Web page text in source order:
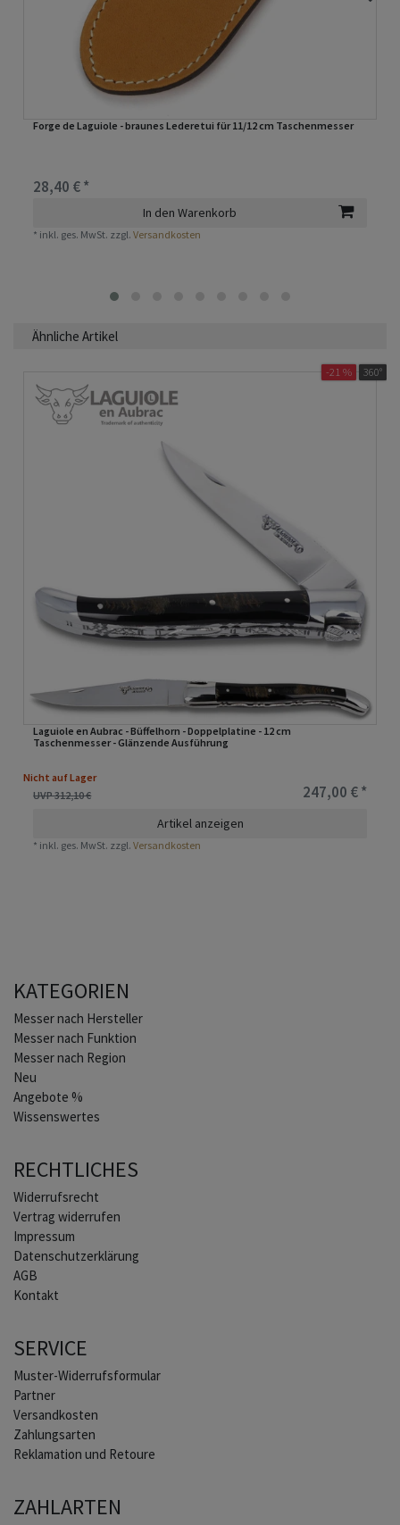
Forge de Laguiole - braunes Lederetui für 11/12 cm Taschenmesser
28,40 € *
In den Warenkorb
* inkl. ges. MwSt. zzgl.Versandkosten
Ähnliche Artikel
Laguiole en Aubrac - Büffelhorn - Doppelplatine - 12 cm
Taschenmesser - Glänzende Ausführung
Nicht auf Lager
UVP 312,10 €
247,00 € *
-21 % 360°
Artikel anzeigen
* inkl. ges. MwSt. zzgl.Versandkosten
KATEGORIEN
Home
Messer nach Hersteller
Messer nach Funktion
Messer nach Region
Neu
Angebote %
Wissenswertes
RECHTLICHES
Widerrufs­recht
Vertrag widerrufen
Impressum
Daten­schutz­erklärung
AGB
Kontakt
SERVICE
Muster-Widerrufsformular
Partner
Versandkosten
Zahlungsarten
Reklamation und Retoure
ZAHLARTEN